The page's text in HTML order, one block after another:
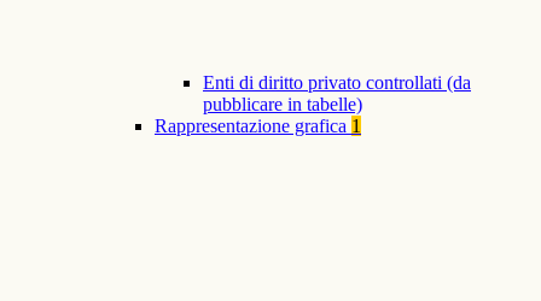
Enti di diritto privato controllati (da
pubblicare in tabelle)
Rappresentazione grafica 1